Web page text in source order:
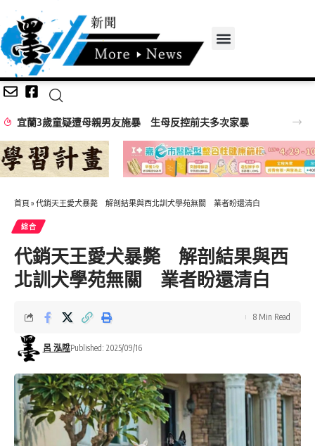
多次家暴
首頁 » 代銷天王愛犬暴斃 解剖結果與西北訓犬學苑無關 業者盼還清白
綜合
代銷天王愛犬暴斃 解剖結果與西
北訓犬學苑無關 業者盼還清白
呂 泓陞Published: 2025/09/16
8 Min Read